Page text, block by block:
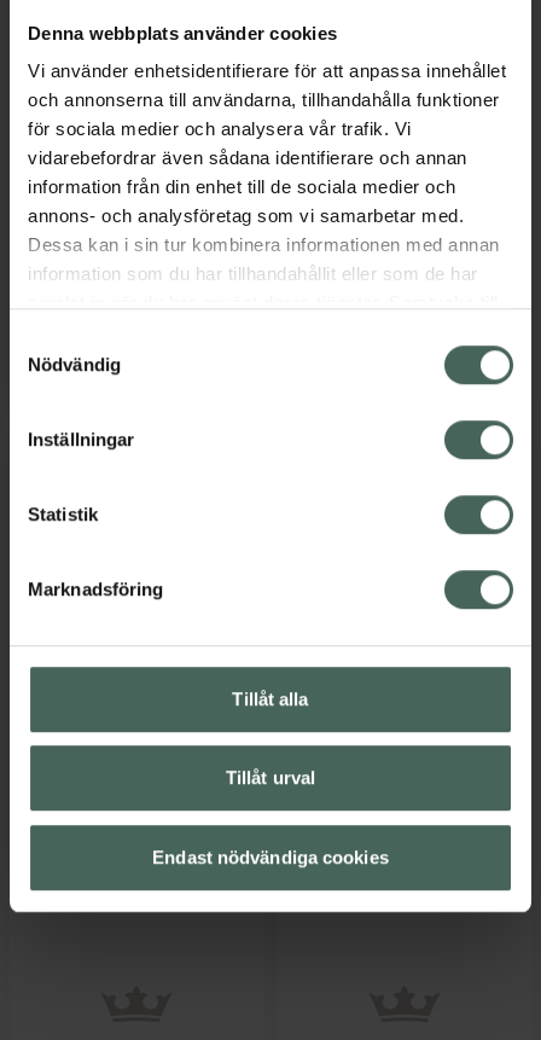
Denna webbplats använder cookies
Vi använder enhetsidentifierare för att anpassa innehållet
och annonserna till användarna, tillhandahålla funktioner
för sociala medier och analysera vår trafik. Vi
vidarebefordrar även sådana identifierare och annan
information från din enhet till de sociala medier och
annons- och analysföretag som vi samarbetar med.
Dessa kan i sin tur kombinera informationen med annan
information som du har tillhandahållit eller som de har
återkalla ditt samtycke via webbplatsens
cookieinställningar. Ett återkallat samtycke påverkar inte
lagligheten av behandling som skett innan återkallelsen.
Nödvändig
Inställningar
Statistik
Marknadsföring
Tillåt alla
Tillåt urval
Endast nödvändiga cookies
Tickler Trainer Single
Yellow
Knipkula 1 st
Köp Tickler Trainer Single Yellow, 155 kr.
Tickler Buddy
Erectionholder Black
Erektionshållare 1 st
Tickler
Tickler Posh Pocket
Tickler Posh Pocket, 163 kr.
Tickler Trainer
Double Black
Knipkula 1 st
Tickler